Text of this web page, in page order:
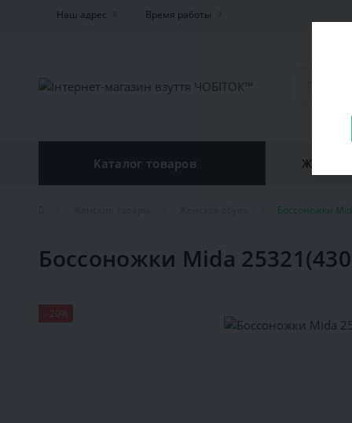
Наш адрес Время работы
Каталог товаров
Боссоножки
Боссоножки Mida
-20%